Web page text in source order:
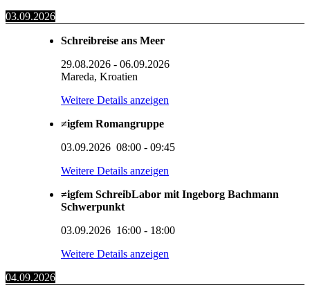
03.09.2026
Schreibreise ans Meer
29.08.2026 - 06.09.2026
Mareda, Kroatien
Weitere Details anzeigen
≠igfem Romangruppe
03.09.2026 08:00 - 09:45
Weitere Details anzeigen
≠igfem SchreibLabor mit Ingeborg Bachmann
Schwerpunkt
03.09.2026 16:00 - 18:00
Weitere Details anzeigen
04.09.2026